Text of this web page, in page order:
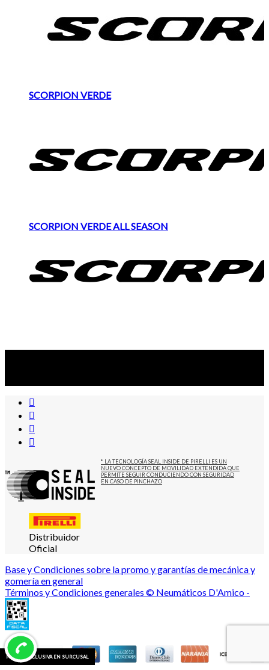
PROMO EXCLUSIVA EN SURCUSAL
PROMO EXCLUSIVA EN SURCUSAL
PROMO EXCLUSIVA EN SURCUSAL
PROMO EXCLUSIVA EN SURCUSAL
PROMO EXCLUSIVA EN SURCUSAL
SCORPION VERDE
SCORPION VERDE ALL SEASON
* LA TECNOLOGÍA SEAL INSIDE DE PIRELLI ES UN
NUEVO CONCEPTO DE MOVILIDAD EXTENDIDA QUE
PERMITE SEGUIR CONDUCIENDO CON SEGURIDAD
EN CASO DE PINCHAZO
Distribuidor
Oficial
Base y Condiciones sobre la promo y garantías de mecánica y
gomería en general
Términos y Condiciones generales © Neumáticos D'Amico -